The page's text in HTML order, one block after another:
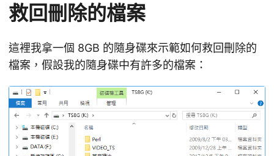
救回刪除的檔案
這裡我拿一個 8GB 的隨身碟來示範如何救回刪除的
檔案，假設我的隨身碟中有許多的檔案：